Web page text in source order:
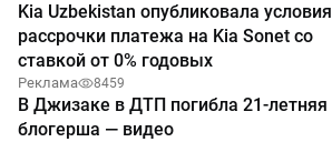
Kia Uzbekistan опубликовала условия
рассрочки платежа на Kia Sonet со
ставкой от 0% годовых
Реклама 8459
В Джизаке в ДТП погибла 21-летняя
блогерша — видео